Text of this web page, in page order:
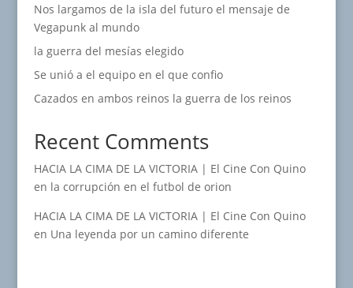
Nos largamos de la isla del futuro el mensaje de
Vegapunk al mundo
la guerra del mesías elegido
Se unió a el equipo en el que confio
Cazados en ambos reinos la guerra de los reinos
Recent Comments
HACIA LA CIMA DE LA VICTORIA | El Cine Con Quino
en la corrupción en el futbol de orion
HACIA LA CIMA DE LA VICTORIA | El Cine Con Quino
en Una leyenda por un camino diferente